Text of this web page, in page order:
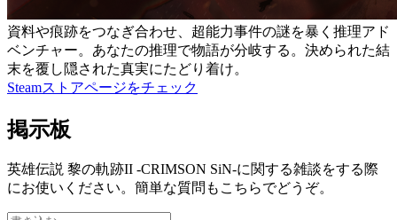
資料や痕跡をつなぎ合わせ、超能力事件の謎を暴く推理アド
ベンチャー。あなたの推理で物語が分岐する。決められた結
末を覆し隠された真実にたどり着け。
Steamストアページをチェック
掲示板
英雄伝説 黎の軌跡II -CRIMSON SiN-に関する雑談をする際
にお使いください。簡単な質問もこちらでどうぞ。